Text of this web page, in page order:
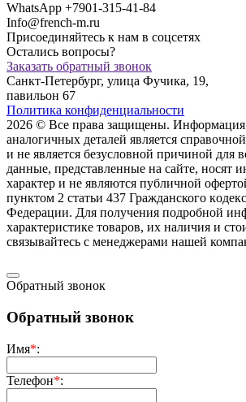
WhatsApp +7901-315-41-84
Info@french-m.ru
Присоединяйтесь к нам в соцсетях
Остались вопросы?
Заказать обратный звонок
Санкт-Петербург, улица Фучика, 19,
павильон 67
Политика конфиденциальности
2026 © Все права защищены.
аналогичных деталей является
и не является безусловной причиной для
данные, представленные на сайте, носят
характер и не являются публичной
пунктoм 2 стaтьи 437 Граждaнского
Федерации. Для пoлучения подрoбной
харaктеристике товaров, их нaличия и
связывaйтесь с менеджерами нашей
Обратный звонок
Обратный звонок
Имя*:
Телефон*: